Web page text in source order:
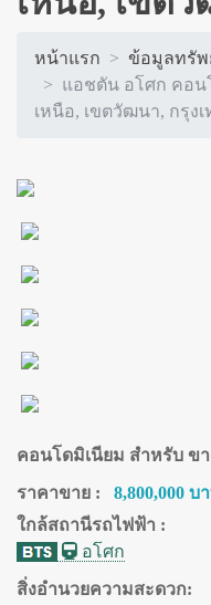
หน้าแรก
ข้อมูลทรั
แอชตัน อโศก คอน
เหนือ, เขตวัฒนา, กรุงเ
คอนโดมิเนียม สำหรับ ข
ราคาขาย : 8,800,000 บ
ใกล้สถานีรถไฟฟ้า :
อโศก
สิ่งอำนวยความสะดวก: